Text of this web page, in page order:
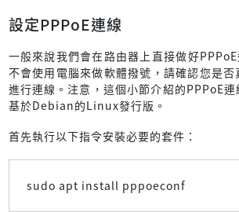
設定PPPoE連線
一般來說我們會在路由器上直接做好
不會使用電腦來做軟體撥號，請確認您是
進行連線。注意，這個小節介紹的PPPoE
基於Debian的Linux發行版。
首先執行以下指令安裝必要的套件：
sudo apt install pppoeconf